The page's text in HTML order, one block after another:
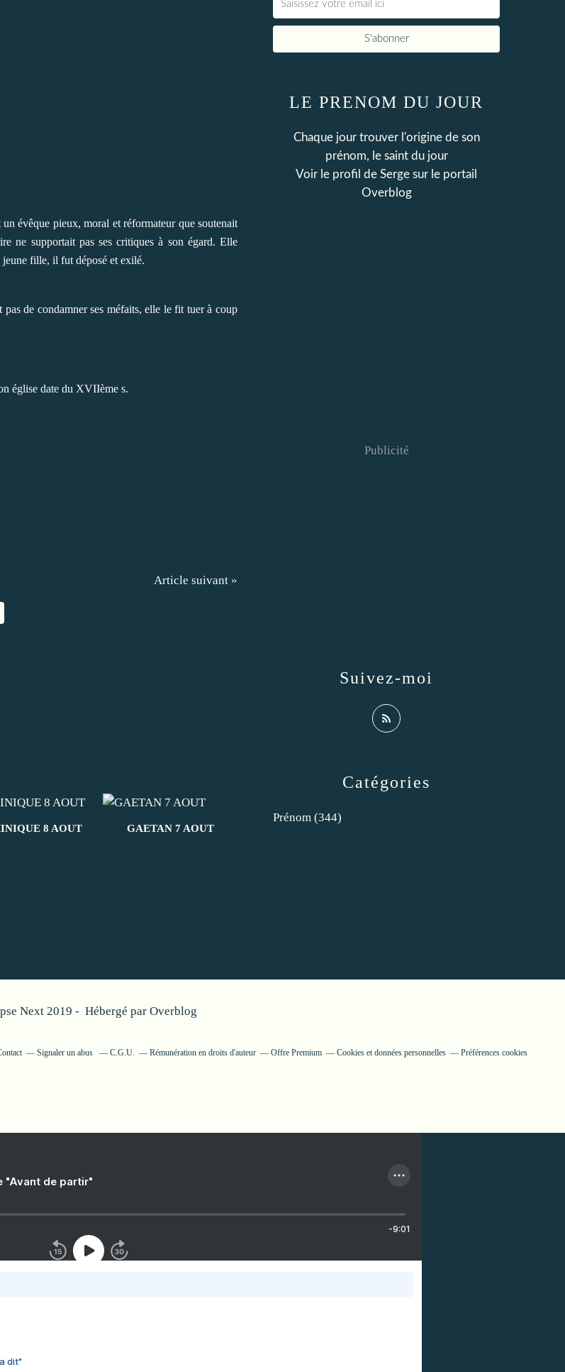
évêque pieux, moral et réformateur que soutenait
ne supportait pas ses critiques à son égard. Elle
fille, il fut déposé et exilé.
de condamner ses méfaits, elle le fit tuer à coup
église date du XVIIème s.
Article suivant »
8 AOUT GAETAN 7 AOUT
Catégories
Prénom (344)
LE PRENOM DU JOUR
Chaque jour trouver l'origine de son
prénom, le saint du jour
Voir le profil de Serge sur le portail
Overblog
Suivez-moi
Publicité
Next 2019 - Hébergé par Overblog
Signaler un abus C.G.U. Rémunération en droits d'auteur Offre Premium Cookies et données personnelles Préférences cookies
"Avant de partir"
-9:01
dit"